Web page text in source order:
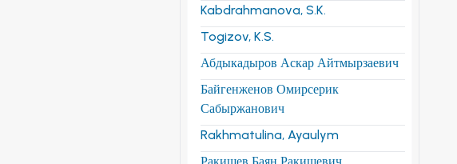
Kabdrahmanova, S.K.
Togizov, K.S.
Абдыкадыров Аскар Айтмырзаевич
Байгенженов Омирсерик
Сабыржанович
Rakhmatulina, Ayaulym